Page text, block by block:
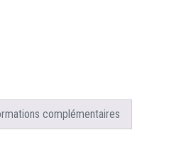
complémentaires